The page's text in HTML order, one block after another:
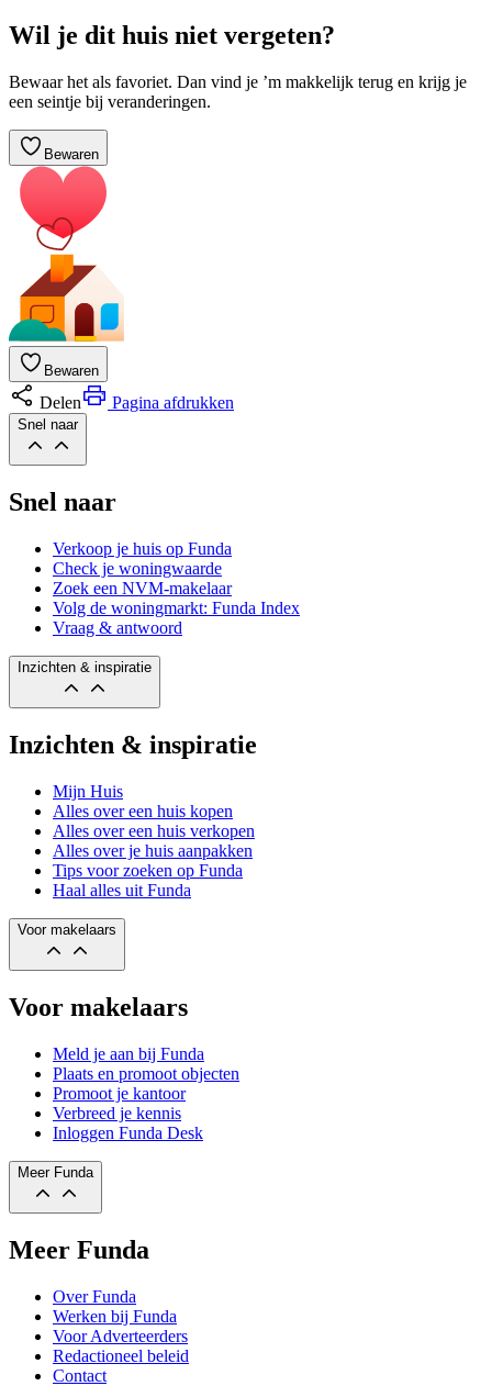
Wil je dit huis niet vergeten?
Bewaar het als favoriet. Dan vind je ’m makkelijk terug en krijg je
een seintje bij veranderingen.
Bewaren
Bewaren
Delen Pagina afdrukken
Snel naar
Snel naar
Verkoop je huis op Funda
Check je woningwaarde
Zoek een NVM-makelaar
Volg de woningmarkt: Funda Index
Vraag & antwoord
Inzichten & inspiratie
Inzichten & inspiratie
Mijn Huis
Alles over een huis kopen
Alles over een huis verkopen
Alles over je huis aanpakken
Tips voor zoeken op Funda
Haal alles uit Funda
Voor makelaars
Voor makelaars
Meld je aan bij Funda
Plaats en promoot objecten
Promoot je kantoor
Verbreed je kennis
Inloggen Funda Desk
Meer Funda
Meer Funda
Over Funda
Werken bij Funda
Voor Adverteerders
Redactioneel beleid
Contact